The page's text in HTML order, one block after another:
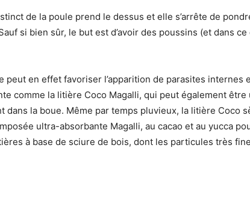
de la poule prend le dessus et elle s’arrête de
si bien sûr, le but est d’avoir des poussins (et dans
en effet favoriser l’apparition de parasites internes
comme la litière Coco Magalli, qui peut également
dans la boue. Même par temps pluvieux, la litière Coco
ultra-absorbante Magalli, au cacao et au yucca
à base de sciure de bois, dont les particules très